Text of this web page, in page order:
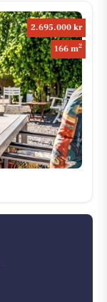
2.695.000 kr
166 m2